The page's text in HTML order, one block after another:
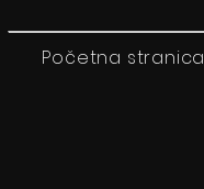
Početna stranica